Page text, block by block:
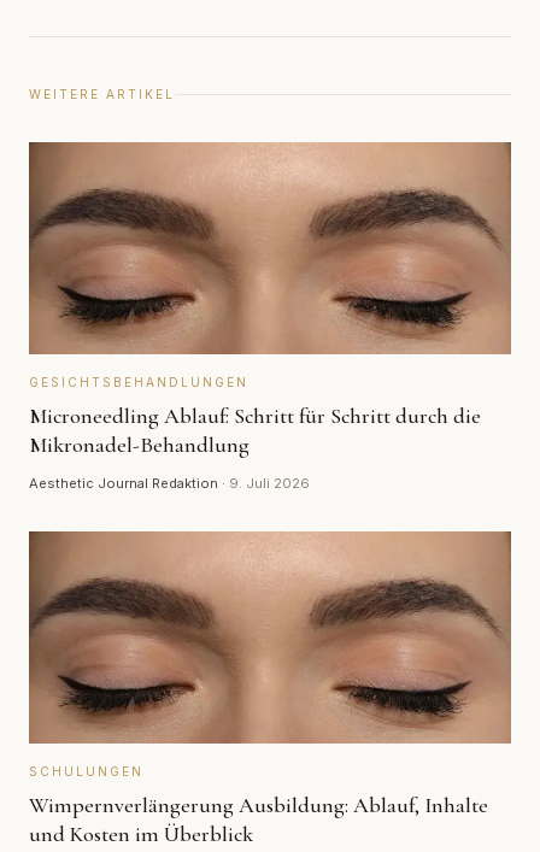
WEITERE ARTIKEL
GESICHTSBEHANDLUNGEN
Microneedling Ablauf: Schritt für Schritt durch die
Mikronadel-Behandlung
Aesthetic Journal Redaktion · 9. Juli 2026
SCHULUNGEN
Wimpernverlängerung Ausbildung: Ablauf, Inhalte
und Kosten im Überblick